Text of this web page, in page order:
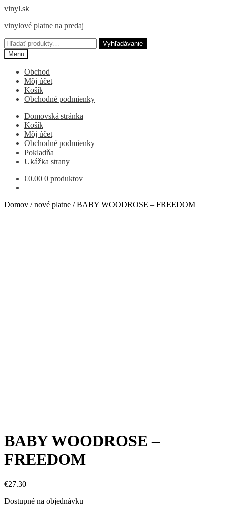
Preskočiť
navigáciu
Preskočiť
obsah
vinyl.sk
vinylové platne na predaj
Hľadať:
Vyhľadávanie
Menu
Obchod
Môj účet
Košík
Obchodné podmienky
Domovská stránka
Košík
Môj účet
Obchodné podmienky
Pokladňa
Ukážka strany
€0.00 0 produktov
Domov /nové platne /BABY WOODROSE – FREEDOM
BABY WOODROSE –
FREEDOM
€27.30
Dostupné na objednávku